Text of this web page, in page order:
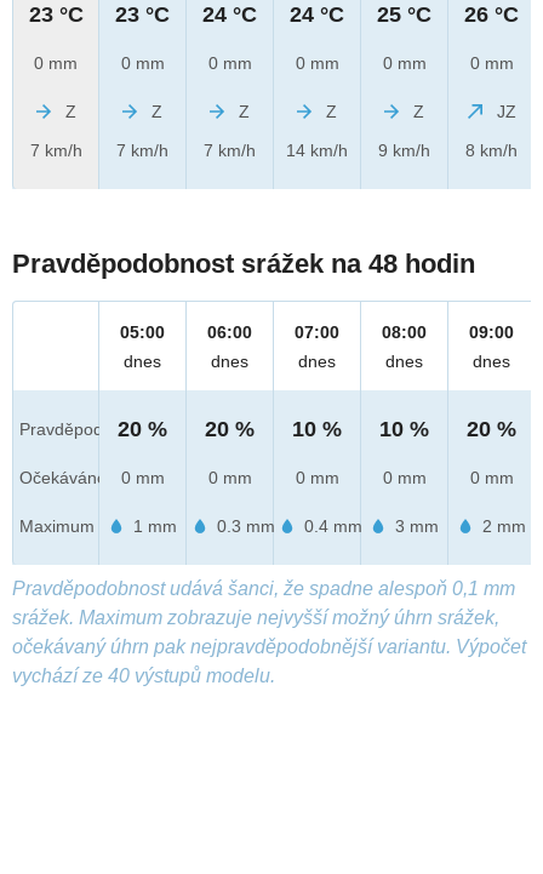
23 °C
0 mm
Z
7 km/h
23 °C
0 mm
Z
7 km/h
24 °C
0 mm
Z
7 km/h
24 °C
0 mm
Z
14 km/h
25 °C
0 mm
Z
9 km/h
26 °C
0 mm
JZ
8 km/h
Pravděpodobnost srážek na 48 hodin
Pravděpod.
Očekáváno
Maximum
05:00
dnes
20 %
0 mm
1 mm
06:00
dnes
20 %
0 mm
0.3 mm
07:00
dnes
10 %
0 mm
0.4 mm
08:00
dnes
10 %
0 mm
3 mm
09:00
dnes
20 %
0 mm
2 mm
Pravděpodobnost udává šanci, že spadne alespoň 0,1 mm
srážek. Maximum zobrazuje nejvyšší možný úhrn srážek,
očekávaný úhrn pak nejpravděpodobnější variantu. Výpočet
vychází ze 40 výstupů modelu.